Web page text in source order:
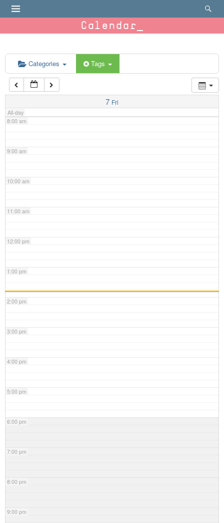
Calendar
Categories Tags
7 Fri
All-day
6:00 am
7:00 am
8:00 am
9:00 am
10:00 am
11:00 am
12:00 pm
1:00 pm
2:00 pm
3:00 pm
4:00 pm
5:00 pm
6:00 pm
7:00 pm
8:00 pm
9:00 pm